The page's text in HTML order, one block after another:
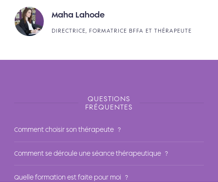
Maha Lahode
DIRECTRICE, FORMATRICE BFFA ET THÉRAPEUTE
QUESTIONS
FRÉQUENTES
Comment choisir son thérapeute ?
Comment se déroule une séance thérapeutique ?
Quelle formation est faite pour moi ?